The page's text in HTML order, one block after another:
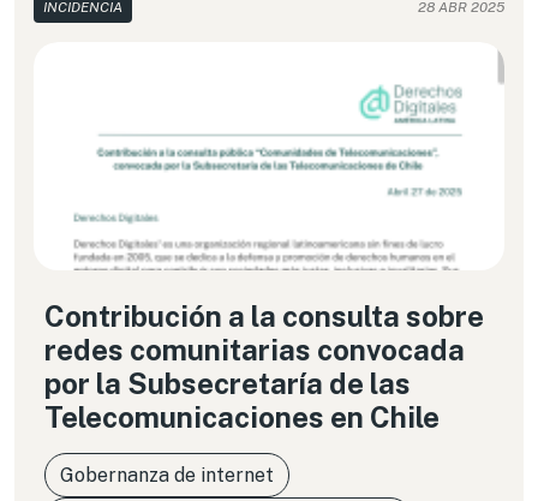
INCIDENCIA 28 ABR 2025
Contribución a la consulta sobre
redes comunitarias convocada
por la Subsecretaría de las
Telecomunicaciones en Chile
Gobernanza de internet